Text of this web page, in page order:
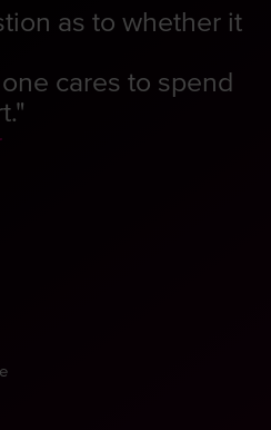
as to whether it
cares to spend